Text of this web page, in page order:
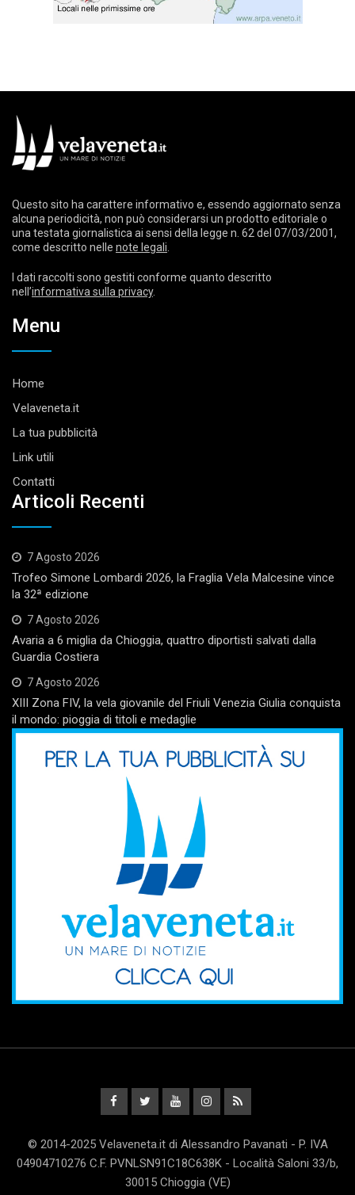
Questo sito ha carattere informativo e, essendo aggiornato senza
alcuna periodicità, non può considerarsi un prodotto editoriale o
una testata giornalistica ai sensi della legge n. 62 del 07/03/2001,
come descritto nelle note legali
I dati raccolti sono gestiti conforme quanto descritto
nell’informativa sulla privacy.
Menu
Home
Velaveneta.it
La tua pubblicità
Link utili
Contatti
Articoli Recenti
7 Agosto 2026
Trofeo Simone Lombardi 2026, la Fraglia Vela Malcesine vince
la 32ª edizione
7 Agosto 2026
Avaria a 6 miglia da Chioggia, quattro diportisti salvati dalla
Guardia Costiera
7 Agosto 2026
XIII Zona FIV, la vela giovanile del Friuli Venezia Giulia conquista
il mondo: pioggia di titoli e medaglie
© 2014-2025 Velaveneta.it di Alessandro Pavanati - P. IVA
04904710276 C.F. PVNLSN91C18C638K - Località Saloni 33/b,
30015 Chioggia (VE)